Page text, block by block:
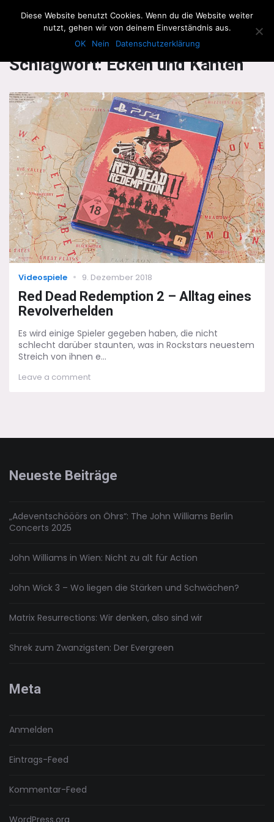
The Howling Men
Schlagwort:Ecken und Kanten
Categories
Videospiele
Posted
9. Dezember 2018
Red Dead Redemption 2 – Alltag eines
Revolverhelden
Es wird einige Spieler gegeben haben, die nicht
schlecht darüber staunten, was in Rockstars neuestem
Streich von ihnen e...
Leave a commenton
Neueste Beiträge
„Adeventschööörs on Öhrs“: The John Williams Berlin
Concerts 2025
John Williams in Wien: Nicht zu alt für Action
John Wick 3 – Wo liegen die Stärken und Schwächen?
Matrix Resurrections: Wir denken, also sind wir
Shrek zum Zwanzigsten: Der Evergreen
Meta
Anmelden
Eintrags-Feed
Kommentar-Feed
WordPress.org
Diese Website benutzt Cookies. Wenn du die Website weiter
nutzt, gehen wir von deinem Einverständnis aus.
OK
Nein Datenschutzerklärung